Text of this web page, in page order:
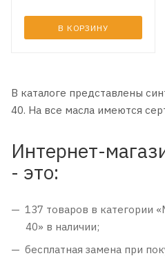
В КОРЗИНУ
В каталоге представлены
40. На все масла имеются
Интернет-
- это:
137 товаров в категории
40» в наличии;
бесплатная замена при